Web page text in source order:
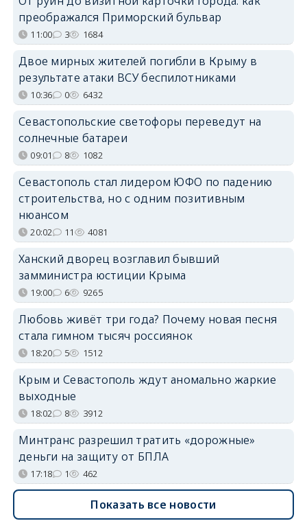
преображался Приморский бульвар
11:00 3 1684
Двое мирных жителей погибли в Крыму в
результате атаки ВСУ беспилотниками
10:36 0 6432
Севастопольские светофоры переведут на
солнечные батареи
09:01 8 1082
Севастополь стал лидером ЮФО по падению
строительства, но с одним позитивным
нюансом
20:02 11 4081
Ханский дворец возглавил бывший
замминистра юстиции Крыма
19:00 6 9265
Любовь живёт три года? Почему новая песня
стала гимном тысяч россиянок
18:20 5 1512
Крым и Севастополь ждут аномально жаркие
выходные
18:02 8 3912
Минтранс разрешил тратить «дорожные»
деньги на защиту от БПЛА
17:18 1 462
Показать все новости